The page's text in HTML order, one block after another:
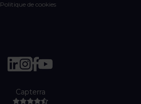
Politique de cookies
Capterra